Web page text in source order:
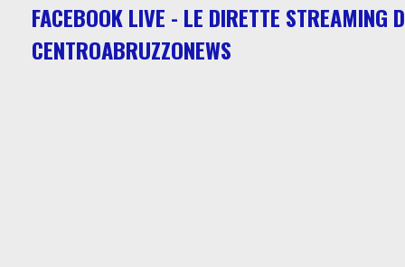
FACEBOOK LIVE - LE DIRETTE STREAMING
CENTROABRUZZONEWS